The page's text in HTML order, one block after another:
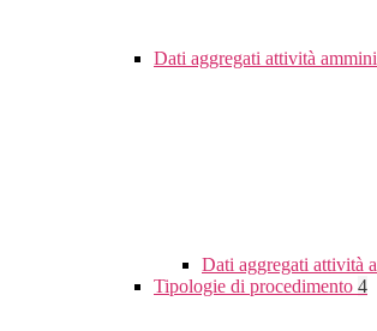
Dati aggregati attività
Dati aggregati attività
Tipologie di procedimento 4